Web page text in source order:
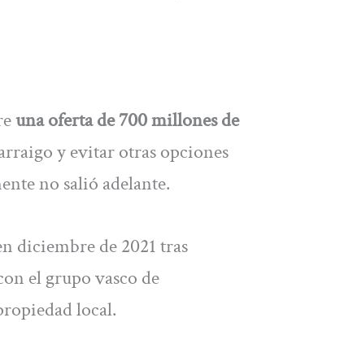
una oferta de 700 millones de
y evitar otras opciones
no salió adelante.
diciembre de 2021 tras
el grupo vasco de
local.